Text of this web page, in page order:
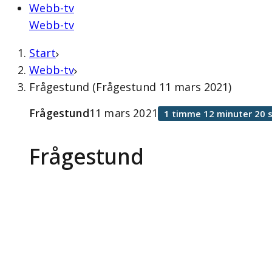
Webb-tv
Webb-tv
Start
Webb-tv
Frågestund (Frågestund 11 mars 2021)
Frågestund
Frågestund11 mars 2021 1 timme 12 minuter 20